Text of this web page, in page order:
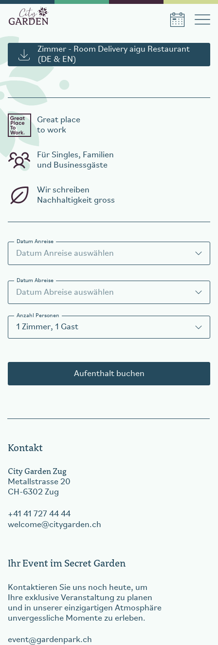
Aufenthalt buchen
Datum Anreise
Datum Abreise
Anzahl Personen
1 Zimmer,1 Gast
Aufenthalt buchen
Tisch reservieren
aigu Restaurant
Zimmer - Room Delivery aigu Restaurant
(DE & EN)
Great place
to work
Für Singles, Familien
und Businessgäste
Wir schreiben
Nachhaltigkeit gross
Kontakt
City Garden Zug
Metallstrasse 20
CH-6302 Zug
+41 41 727 44 44
welcome
citygarden.ch
Ihr Event im Secret Garden
Kontaktieren Sie uns noch heute, um
Ihre exklusive Veranstaltung zu planen
und in unserer einzigartigen Atmosphäre
unvergessliche Momente zu erleben.
event gardenpark.ch
Datum Anreise
Datum Abreise
Anzahl Personen
1 Zimmer, 1 Gast
Aufenthalt buchen